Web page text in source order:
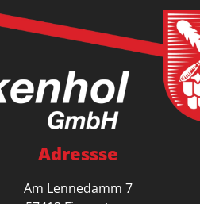
Adressse
Am Lennedamm 7